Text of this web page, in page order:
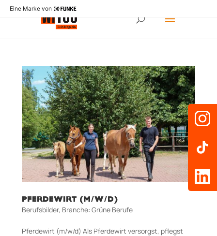
Eine Marke von
PFERDEWIRT (M/W/D)
Berufsbilder, Branche: Grüne Berufe
Pferdewirt (m/w/d) Als Pferdewirt versorgst, pflegst